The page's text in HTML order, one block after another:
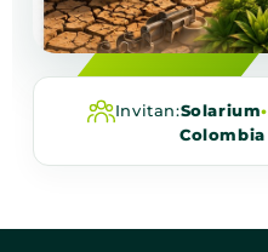
Invitan:Solarium•